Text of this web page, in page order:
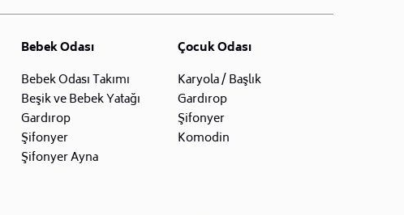
Bebek Odası
Bebek Odası Takımı
Beşik ve Bebek Yatağı
Gardırop
Şifonyer
Şifonyer Ayna
Çocuk Odası
Karyola / Başlık
Gardırop
Şifonyer
Komodin